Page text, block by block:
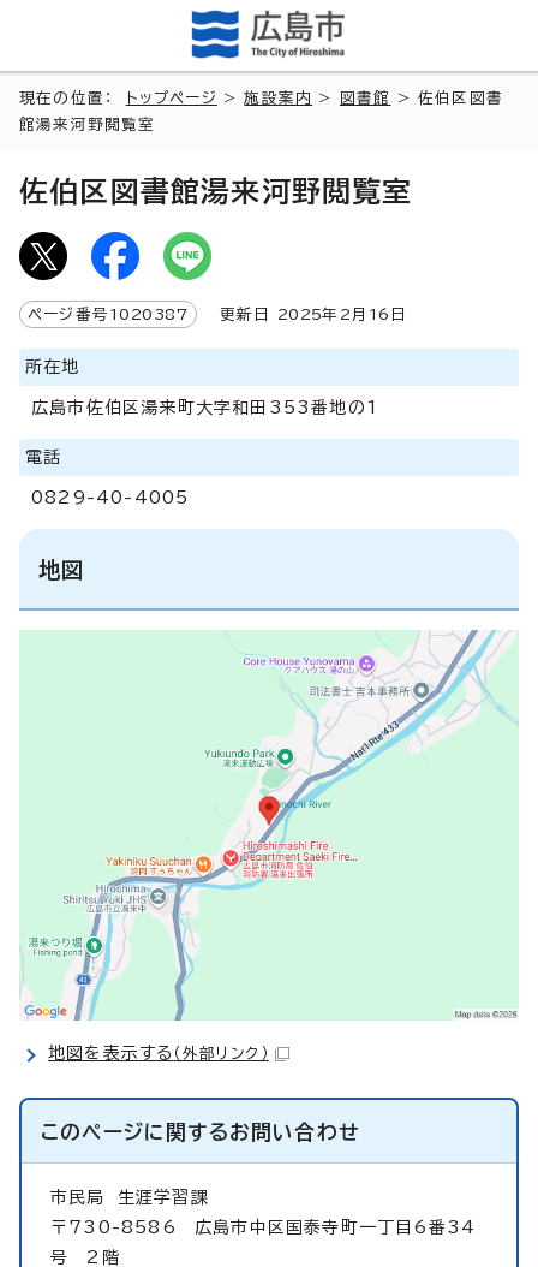
現在の位置： トップページ >施設案内 > 図書館
> 佐伯区図書
館湯来河野閲覧室
佐伯区図書館湯来河野閲覧室
ページ番号 1020387 更新日 2025年2月 16 日
所在地
広島市佐伯区湯来町大字和田353番地の1
電話
0829-40-4005
地図
地図を表示する （外部リンク）
このページに関するお問い合わせ
市民局 生涯学習課
〒730-8586 広島市中区国泰寺町一丁目6番34
号 2階